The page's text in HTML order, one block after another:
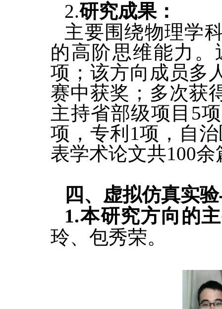
2.研究成果：
主要围绕物理学
的高阶思维能力
项；该方向成员多
赛中获奖；多次获
主持省部级项目5
项，专利1项，自
表学术论文共100余
四 、虚拟仿真实验
1.本研究方向的
玲、包秀荣。